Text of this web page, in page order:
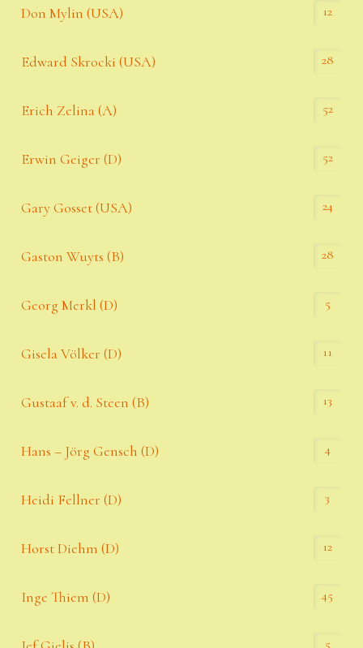
Don Mylin (USA) 12
Edward Skrocki (USA) 28
Erich Zelina (A) 52
Erwin Geiger (D) 52
Gary Gosset (USA) 24
Gaston Wuyts (B) 28
Georg Merkl (D) 5
Gisela Völker (D) 11
Gustaaf v. d. Steen (B) 13
Hans – Jörg Gensch (D) 4
Heidi Fellner (D) 3
Horst Diehm (D) 12
Inge Thiem (D) 45
5